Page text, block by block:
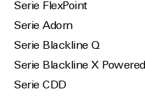
Serie FlexPoint
Serie Adorn
Serie Blackline Q
Serie Blackline X Powered
Serie CDD